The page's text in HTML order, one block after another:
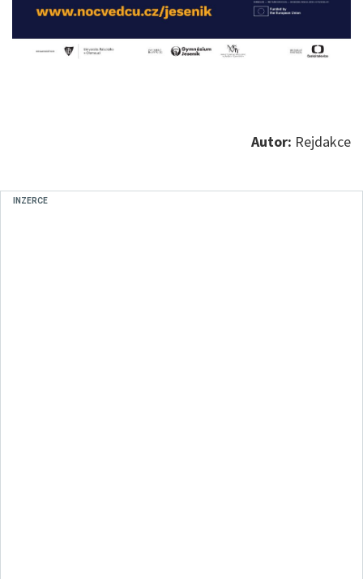
Autor: Rejdakce
INZERCE